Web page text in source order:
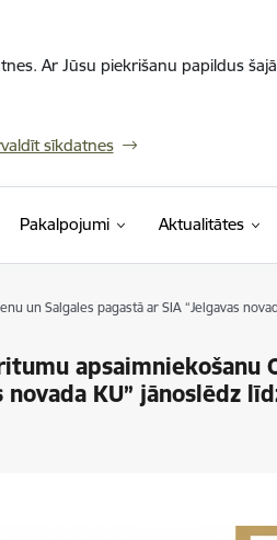
Ar Jūsu piekrišanu papildus
sīkdatnes
Pakalpojumi Aktualitātes
un Salgales pagastā ar SIA “Jelgavas
apsaimniekošanu
novada KU” jānoslēdz